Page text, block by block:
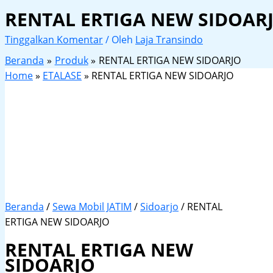
RENTAL ERTIGA NEW
Tinggalkan Komentar/ Oleh Laja Transindo
Beranda
Produk
RENTAL ERTIGA NEW SIDOARJO
Home» ETALASE » RENTAL ERTIGA NEW SIDOARJO
Beranda /Sewa Mobil JATIM /Sidoarjo / RENTAL
ERTIGA NEW SIDOARJO
RENTAL ERTIGA NEW
SIDOARJO